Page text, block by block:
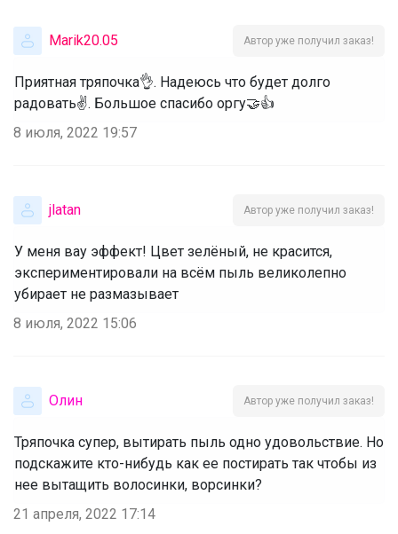
Marik20.05 Автор уже получил заказ!
Приятная тряпочка👌. Надеюсь что будет долго
радовать✌. Большое спасибо оргу🤝👍
8 июля, 2022 19:57
jlatan Автор уже получил заказ!
У меня вау эффект! Цвет зелёный, не красится,
экспериментировали на всём пыль великолепно
убирает не размазывает
8 июля, 2022 15:06
Олин Автор уже получил заказ!
Тряпочка супер, вытирать пыль одно удовольствие. Но
подскажите кто-нибудь как ее постирать так чтобы из
нее вытащить волосинки, ворсинки?
21 апреля, 2022 17:14